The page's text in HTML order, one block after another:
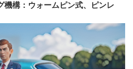
機構：ウォームピン式、ピンレ